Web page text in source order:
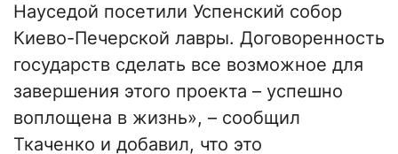
Науседой посетили Успенский собор
Киево-Печерской лавры. Договоренность
государств сделать все возможное для
завершения этого проекта – успешно
воплощена в жизнь», – сообщил
Ткаченко и добавил, что это